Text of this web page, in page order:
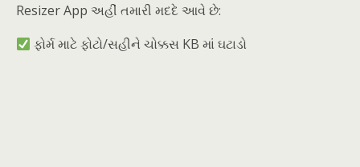
Resizer App અહીં તમારી મદદે આવે છે:
ફોર્મ માટે ફોટો/સહીને ચોક્કસ KB માં ઘટાડો